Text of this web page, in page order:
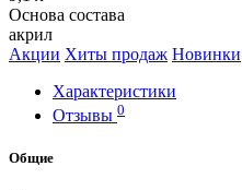
Основа состава
акрил
Акции Хиты продаж Новинки
Характеристики
Отзывы 0
Общие